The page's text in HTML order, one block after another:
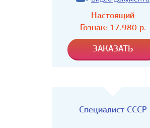
Настоящий
Гознак: 17.980р.
Специалист СССР